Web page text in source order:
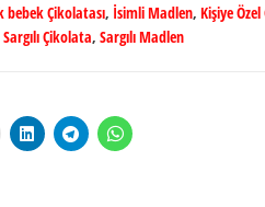
bebek Çikolatası, İsimli Madlen, Kişiye
Sargılı Çikolata, Sargılı Madlen